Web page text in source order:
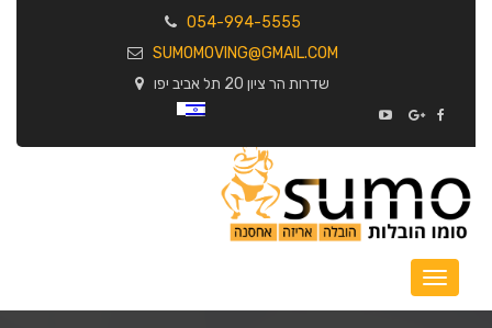
054-994-5555
SUMOMOVING@GMAIL.COM
שדרות הר ציון 20 תל אביב יפו